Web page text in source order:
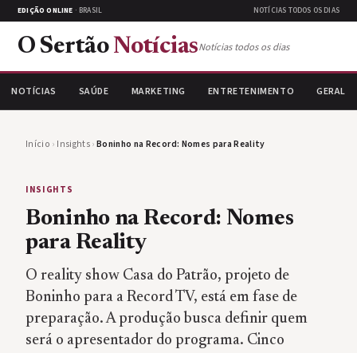
EDIÇÃO ONLINE · BRASIL NOTÍCIAS TODOS OS DIAS
O Sertão NotíciasNotícias todos os dias
NOTÍCIAS SAÚDE MARKETING ENTRETENIMENTO GERAL
Início › Insights›Boninho na Record: Nomes para Reality
INSIGHTS
Boninho na Record: Nomes
para Reality
O reality show Casa do Patrão, projeto de
Boninho para a Record TV, está em fase de
preparação. A produção busca definir quem
será o apresentador do programa. Cinco